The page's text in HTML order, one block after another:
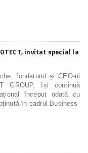
invitat special la
fondatorul și CEO-ul
GROUP, își continuă
început odată cu
în cadrul Business